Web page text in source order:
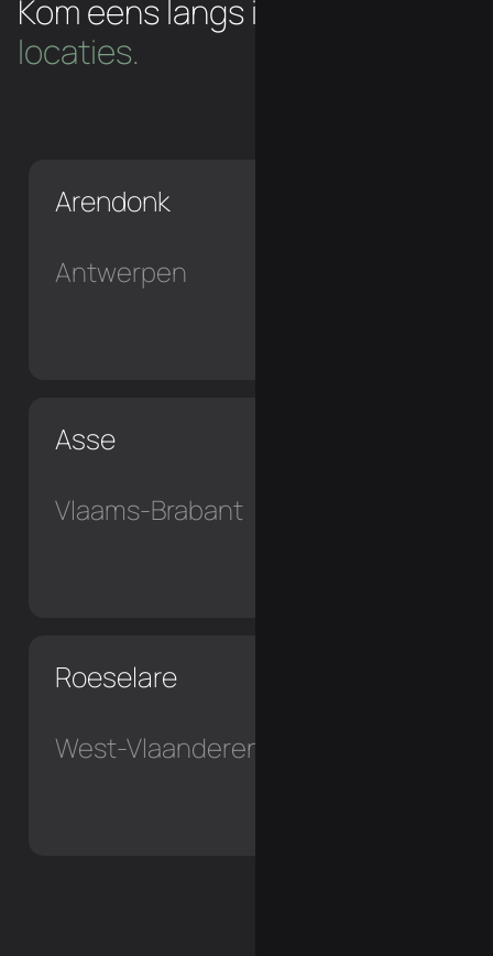
Kom eens langs in een van
locaties.
Arendonk
Antwerpen
Asse
Vlaams-Brabant
Roeselare
West-Vlaanderen